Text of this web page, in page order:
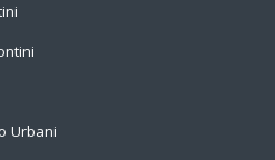
Urbani